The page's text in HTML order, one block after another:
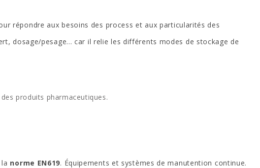
répondre aux besoins des process et aux particularités des
dosage/pesage... car il relie les différents modes de stockage de
produits pharmaceutiques.
norme EN619. Équipements et systèmes de manutention continue.